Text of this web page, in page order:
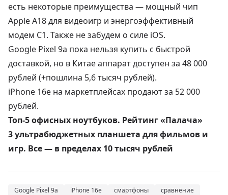
есть некоторые преимущества — мощный чип
Apple A18 для видеоигр и энергоэффективный
модем C1. Также не забудем о силе iOS.
Google Pixel 9a пока нельзя купить с быстрой
доставкой, но в Китае аппарат доступен за 48 000
рублей (+пошлина 5,6 тысяч рублей).
iPhone 16e на маркетплейсах продают за 52 000
рублей.
Топ-5 офисных ноутбуков. Рейтинг «Палача»
3 ультрабюджетных планшета для фильмов и
игр. Все — в пределах 10 тысяч рублей
Google Pixel 9a iPhone 16e смартфоны сравнение